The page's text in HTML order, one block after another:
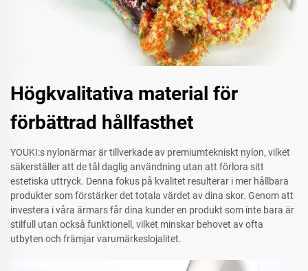
Högkvalitativa material för
förbättrad hållfasthet
YOUKI:s nylonärmar är tillverkade av premiumtekniskt nylon, vilket
säkerställer att de tål daglig användning utan att förlora sitt
estetiska uttryck. Denna fokus på kvalitet resulterar i mer hållbara
produkter som förstärker det totala värdet av dina skor. Genom att
investera i våra ärmars får dina kunder en produkt som inte bara är
stilfull utan också funktionell, vilket minskar behovet av ofta
utbyten och främjar varumärkeslojalitet.